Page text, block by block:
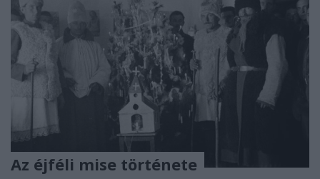
Az éjféli mise története